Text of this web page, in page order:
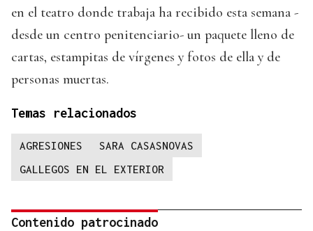
en el teatro donde trabaja ha recibido esta semana -
desde un centro penitenciario- un paquete lleno de
cartas, estampitas de vírgenes y fotos de ella y de
personas muertas.
Temas relacionados
AGRESIONES
SARA CASASNOVAS
GALLEGOS EN EL EXTERIOR
Contenido patrocinado